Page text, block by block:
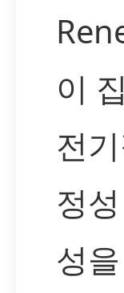
이
전
정
성